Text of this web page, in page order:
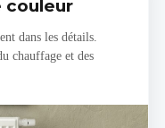
couleur
dans les détails.
chauffage et des